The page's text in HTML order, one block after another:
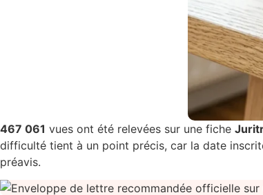
467 061 vues ont été relevées sur une fiche
difficulté tient à un point précis, car la date
préavis.